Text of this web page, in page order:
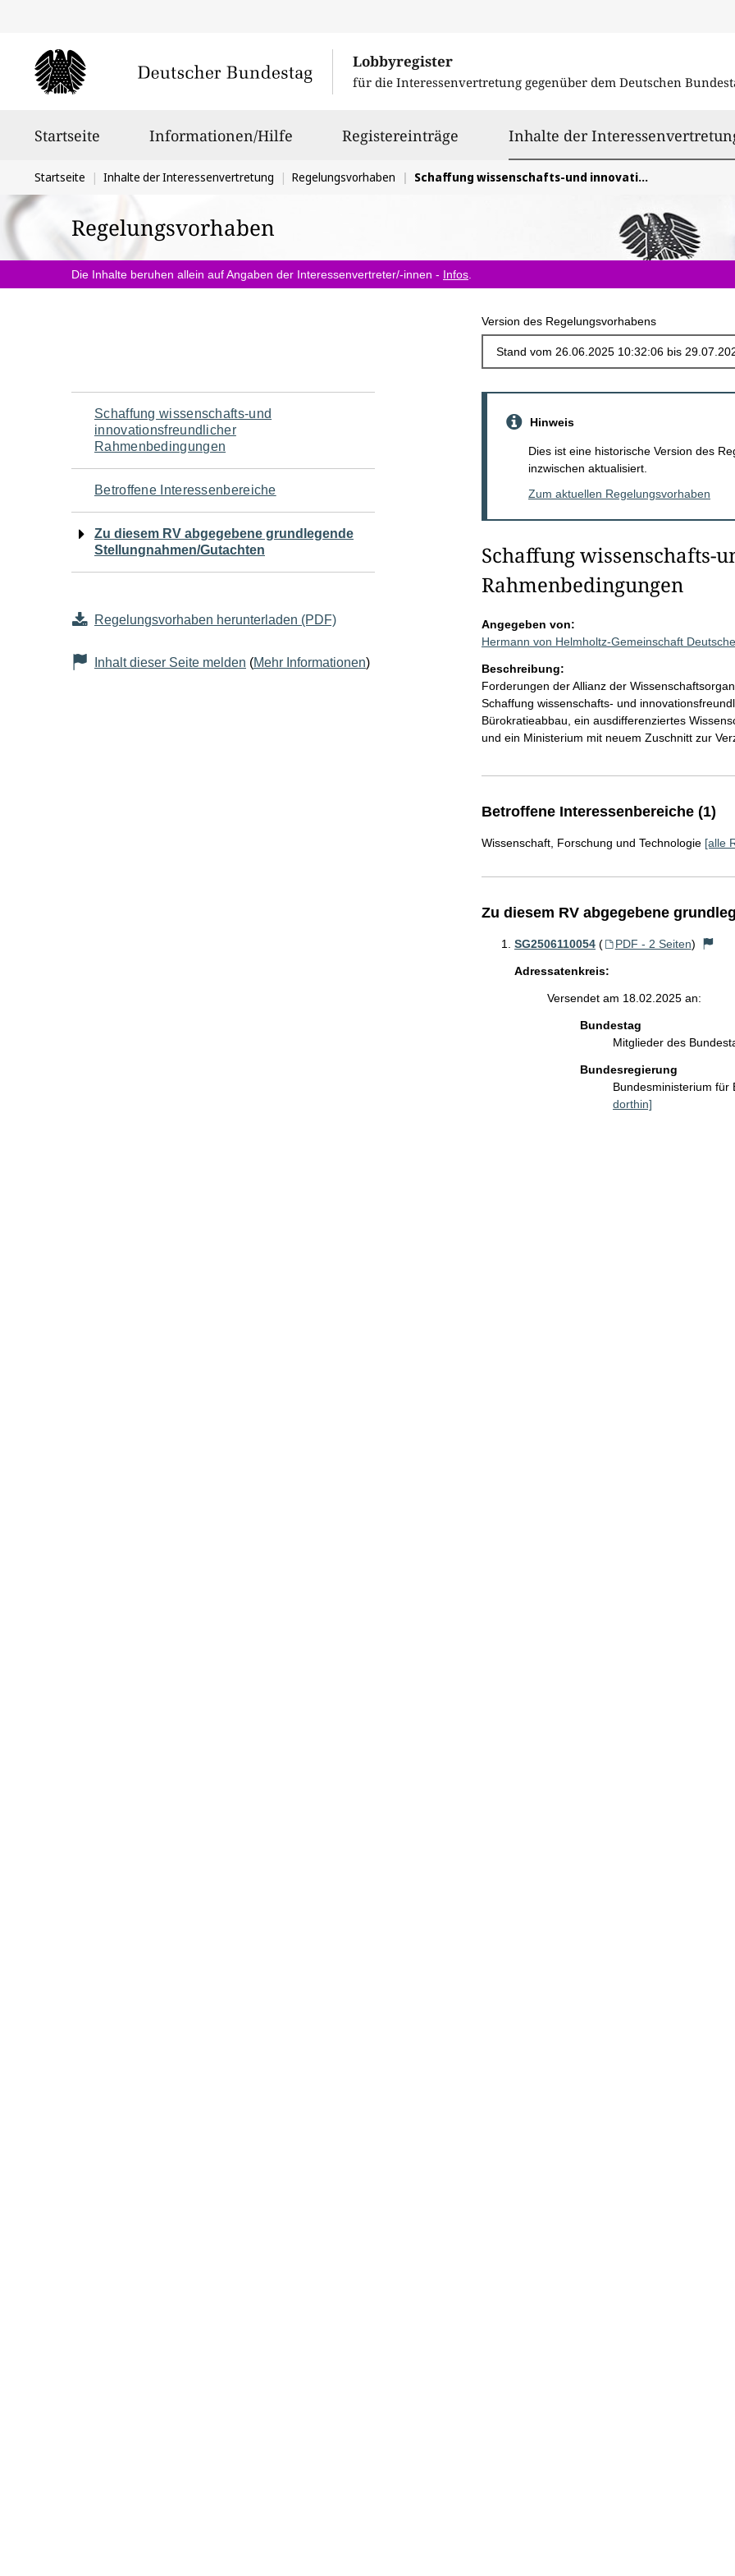
Lobbyregister
für die Interessenvertretung gegenüber dem Deutschen
Startseite Informationen/Hilfe Registereinträge Inhalte der
Sie
befinden
sich
hier:
Startseite Inhalte der Interessenvertretung Regelungsvorhaben Schaffung wissenschafts-und innovationsfreundlicher Rahmenbedingungen
Regelungsvorhaben
Die Inhalte beruhen allein auf Angaben der Interessenvertreter/-innen - Infos
Version des Regelungsvorhabens
Navigation
für
den
Seiteninhalt
Schaffung wissenschafts-und
innovationsfreundlicher
Rahmenbedingungen
Betroffene Interessenbereiche
Zu diesem RV abgegebene grundlegende
Stellungnahmen/Gutachten
Regelungsvorhaben herunterladen (PDF)
Inhalt dieser Seite melden (Mehr Informationen)
Hinweis
Dies ist eine historische Version des
inzwischen aktualisiert.
Zum aktuellen Regelungsvorhaben
Schaffung
Rahmenbedingungen
Angegeben von:
Hermann von Helmholtz-Gemeinschaft
Beschreibung:
Forderungen der Allianz der
Schaffung wissenschafts- und
Bürokratieabbau, ein ausdifferenziertes
und ein Ministerium mit neuem Zuschnitt zur
Betroffene Interessenbereiche (1)
Wissenschaft, Forschung und Technologie [alle
Zu diesem RV abgegebene
SG2506110054 ( PDF - 2 Seiten)
Adressatenkreis:
Versendet am 18.02.2025 an:
Bundestag
Mitglieder des
Bundesregierung
Bundesministerium
dorthin]